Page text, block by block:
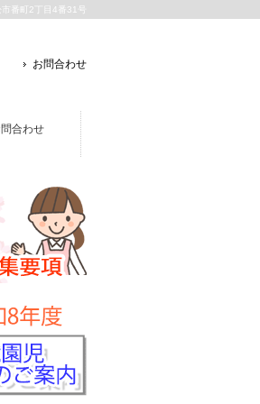
番町2丁目4番31号
お問合わせ
問合わせ